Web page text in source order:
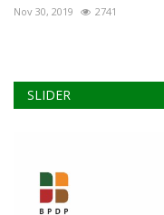
Nov 30, 2019 2741
SLIDER